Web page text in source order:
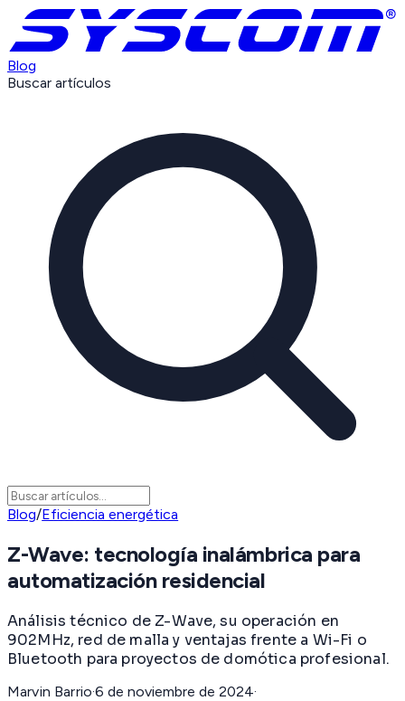
Blog
Buscar artículos
Blog/Eficiencia energética
Z-Wave: tecnología inalámbrica para
automatización residencial
Análisis técnico de Z-Wave, su operación en
902MHz, red de malla y ventajas frente a Wi-Fi o
Bluetooth para proyectos de domótica profesional.
Marvin Barrio·6 de noviembre de 2024·